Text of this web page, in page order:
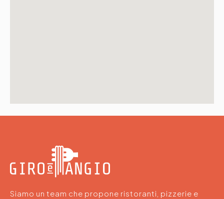
Siamo un team che propone ristoranti, pizzerie e